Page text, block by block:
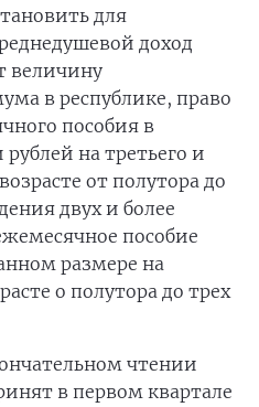
для
доход
величину
в республике, право
пособия в
на третьего и
от полутора до
двух и более
пособие
размере на
о полутора до трех
чтении
в первом квартале